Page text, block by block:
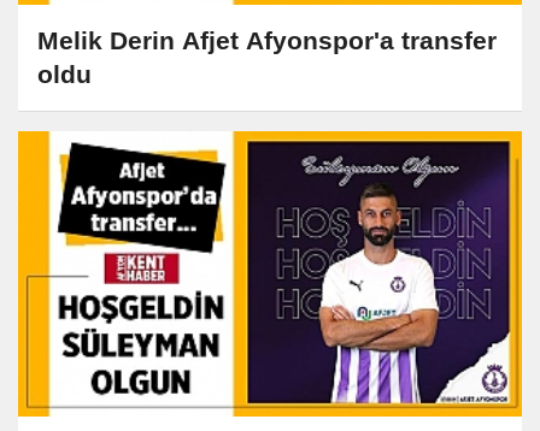
Melik Derin Afjet Afyonspor'a transfer
oldu